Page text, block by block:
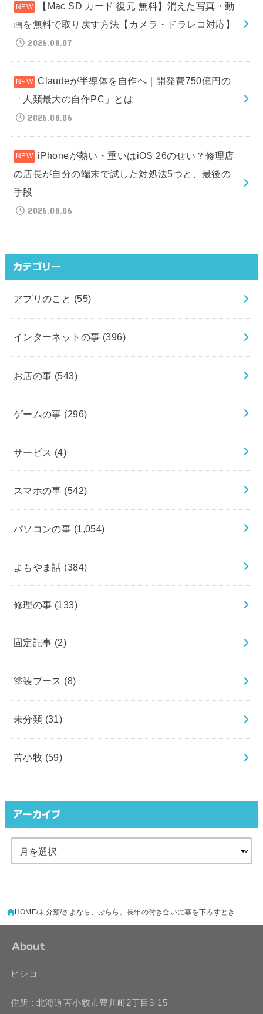
【Mac SD カード 復元 無料】消えた写真・動
画を無料で取り戻す方法【カメラ・ドラレコ対応】
2026.08.07
Claudeが半導体を自作へ｜開発費750億円の
「人類最大の自作PC」とは
2026.08.06
iPhoneが熱い・重いはiOS 26のせい？修理店
の店長が自分の端末で試した対処法5つと、最後の
手段
2026.08.06
カテゴリー
アプリのこと (55)
インターネットの事 (396)
お店の事 (543)
ゲームの事 (296)
サービス (4)
スマホの事 (542)
パソコンの事 (1,054)
よもやま話 (384)
修理の事 (133)
固定記事 (2)
塗装ブース (8)
未分類 (31)
苫小牧 (59)
アーカイブ
HOME 未分類 さよなら、ぷらら。長年の付き合いに幕を下ろすとき
About
ピシコ
住所 : 北海道苫小牧市豊川町2丁目3-15